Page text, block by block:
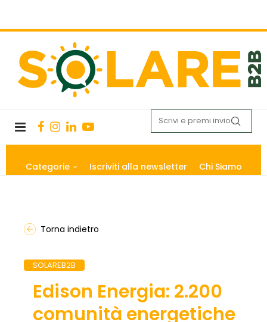
Categorie Iscriviti alla newsletter Chi Siamo
Torna indietro
SOLAREB2B
Edison Energia: 2.200
comunità energetiche